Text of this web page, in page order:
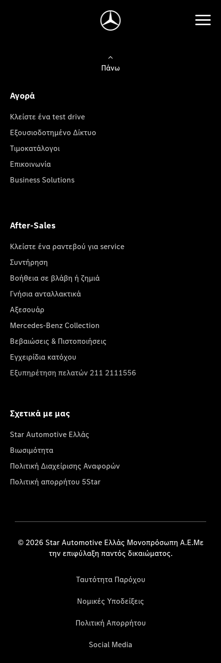
Πάνω
Αγορά
Κλείστε ένα test drive
Εξουσιοδοτημένο Δίκτυο
Τιμοκατάλογοι
Επικοινωνία
Business Solutions
After-Sales
Κλείστε ένα ραντεβού για service
Συντήρηση
Βοήθεια σε βλάβη ή ζημιά
Γνήσια ανταλλακτικά
Αξεσουάρ
Mercedes-Benz Collection
Βεβαιώσεις & Πιστοποιήσεις
Εγχειρίδια κατόχου
Εξυπηρέτηση πελατών 211 2111556
Σχετικά με μας
Star Automotive Ελλάς
Βιωσιμότητα
Πολιτική Διαχείρισης Αναφορών
Πολιτική απορρήτου 5Star
© 2026 Star Automotive Ελλάς Μονοπρόσωπη Α.Ε.Με
την επιφύλαξη παντός δικαιώματος.
Ταυτότητα Παρόχου
Νομικές Υποδείξεις
Πολιτική Απορρήτου
Social Media